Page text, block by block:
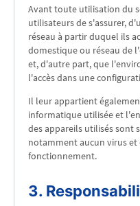
Avant toute utilisation du
utilisateurs de s'assurer,
réseau à partir duquel ils
domestique ou réseau de
et, d'autre part, que
l'accès dans une
Il leur appartient
informatique utilisée et
des appareils utilisés sont
notamment aucun virus
fonctionnement.
3.